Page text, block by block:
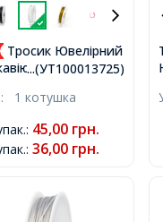
...(УТ100013725)
Тросик Ювелірний
Сталь,
10м/котушка,
1 котушка
: 45,00 грн.
: 36,00 грн.